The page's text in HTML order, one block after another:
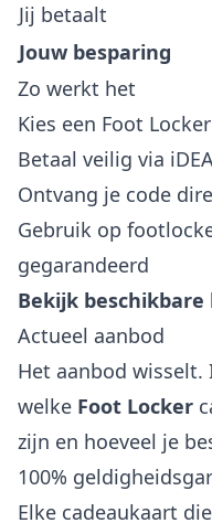
Jij betaalt
Jouw besparing
Zo werkt het
Kies een Foot
Betaal veilig via
Ontvang je code
Gebruik op
gegarandeerd
Bekijk
Actueel aanbod
Het aanbod wisselt.
welke Foot Locker
zijn en hoeveel je
100%
Elke cadeaukaart